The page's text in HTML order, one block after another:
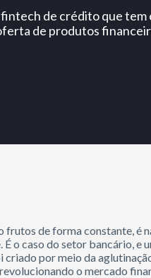
de crédito que tem
de produtos
de forma constante, é
o caso do setor bancário, e
criado por meio da
revolucionando o mercado